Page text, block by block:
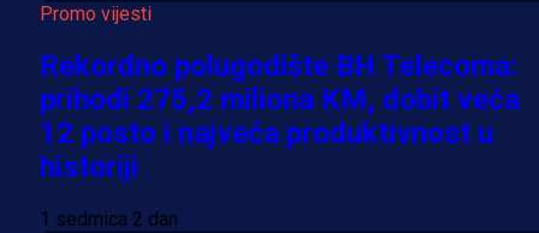
Promo vijesti
Rekordno polugodište BH Telecoma:
prihodi 275,2 miliona KM, dobit veća
12 posto i najveća produktivnost u
historiji
1 sedmica 2 dan